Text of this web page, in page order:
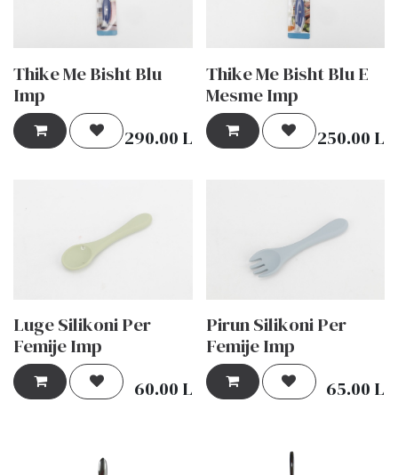
Thike Me Bisht Blu
Imp
290.00 L
Thike Me Bisht Blu E
Mesme Imp
250.00 L
Luge Silikoni Per
Femije Imp
60.00 L
Pirun Silikoni Per
Femije Imp
65.00 L